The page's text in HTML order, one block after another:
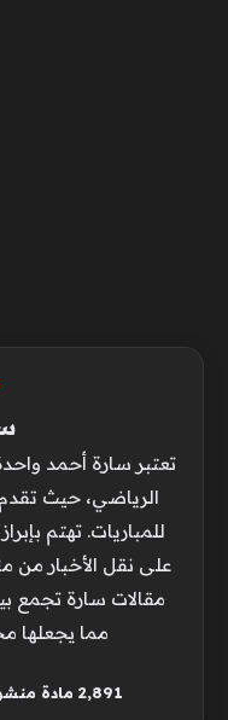
تعتبر سارة أحمد
الرياضي، حيث
للمباريات. تهتم
على نقل الأخبار
مقالات سارة تجمع
مما يجعلها
2٬891 مادة منشورة